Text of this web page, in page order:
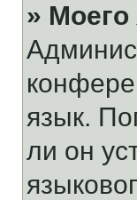
» Моего
язык.
ли он